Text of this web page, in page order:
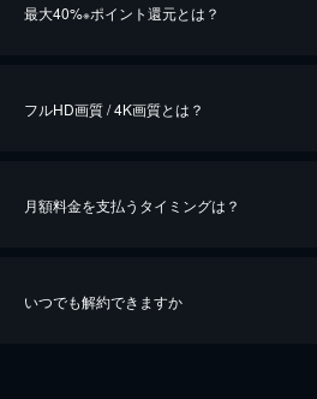
最大40%※ポイント還元とは？
※40％ポイント還元の対象は、クレジットカード決済
フルHD画質 / 4K画質とは？
月額料金を支払うタイミングは？
いつでも解約できますか